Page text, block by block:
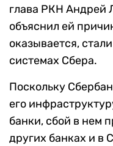
глава РКН Андрей
объяснил ей
оказывается,
системах Сбера.
Поскольку
его
банки, сбой в нем
других банках и в